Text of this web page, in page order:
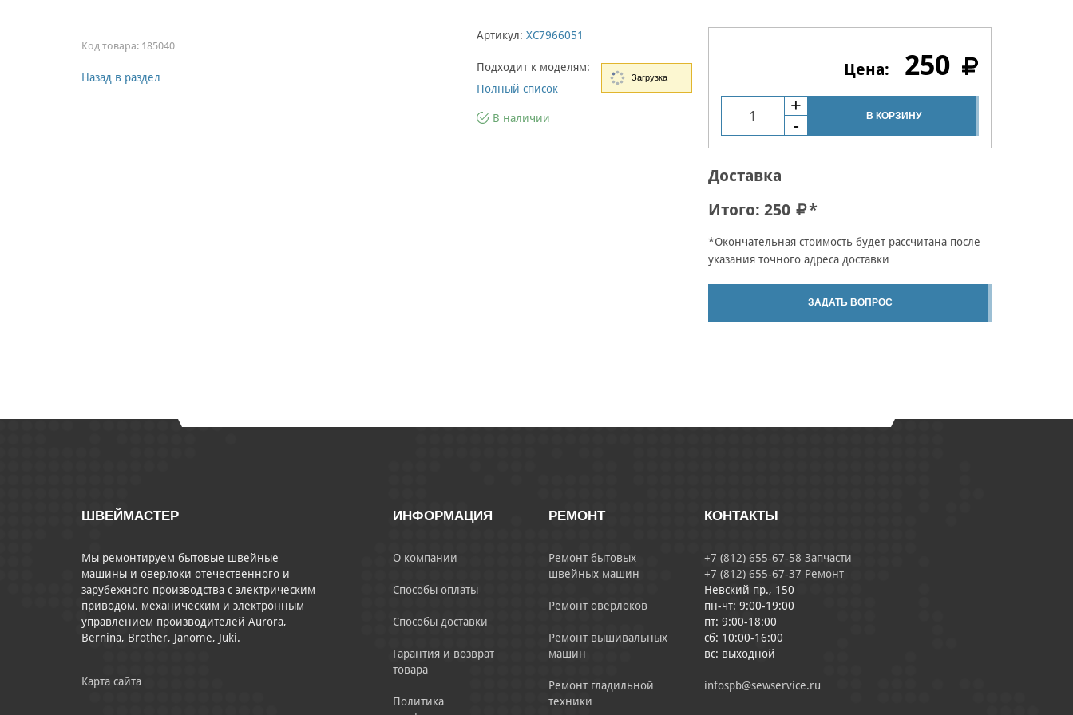
Код товара: 185040
Назад в раздел
Артикул: XC7966051
Подходит к моделям:
Полный список
В наличии
250
В КОРЗИНУ
Доставка
Итого: 250 *
*Окончательная стоимость будет рассчитана после
указания точного адреса доставки
ЗАДАТЬ ВОПРОС
ШВЕЙМАСТЕР
Мы ремонтируем бытовые швейные
машины и оверлоки отечественного и
зарубежного производства с электрическим
приводом, механическим и электронным
управлением производителей Aurora,
Bernina, Brother, Janome, Juki.
Карта сайта
ИНФОРМАЦИЯ
О компании
Способы оплаты
Способы доставки
Гарантия и возврат
товара
Политика
РЕМОНТ
Ремонт бытовых
швейных машин
Ремонт оверлоков
Ремонт вышивальных
машин
Ремонт гладильной
техники
КОНТАКТЫ
+7 (812) 655-67-58 Запчасти
+7 (812) 655-67-37 Ремонт
Невский пр., 150
пн-чт: 9:00-19:00
пт: 9:00-18:00
сб: 10:00-16:00
вс: выходной
infospb@sewservice.ru
Загрузка